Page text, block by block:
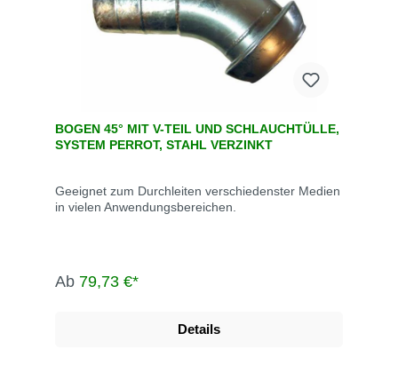
BOGEN 45° MIT V-TEIL UND SCHLAUCHTÜLLE,
SYSTEM PERROT, STAHL VERZINKT
Geeignet zum Durchleiten verschiedenster Medien
in vielen Anwendungsbereichen.
Ab 79,73 €*
Details